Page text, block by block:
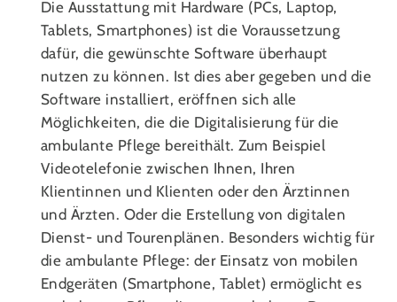
Die Ausstattung mit Hardware (PCs, Laptop,
Tablets, Smartphones) ist die Voraussetzung
dafür, die gewünschte Software überhaupt
nutzen zu können. Ist dies aber gegeben und die
Software installiert, eröffnen sich alle
Möglichkeiten, die die Digitalisierung für die
ambulante Pflege bereithält. Zum Beispiel
Videotelefonie zwischen Ihnen, Ihren
Klientinnen und Klienten oder den Ärztinnen
und Ärzten. Oder die Erstellung von digitalen
Dienst- und Tourenplänen. Besonders wichtig für
die ambulante Pflege: der Einsatz von mobilen
Endgeräten (Smartphone, Tablet) ermöglicht es